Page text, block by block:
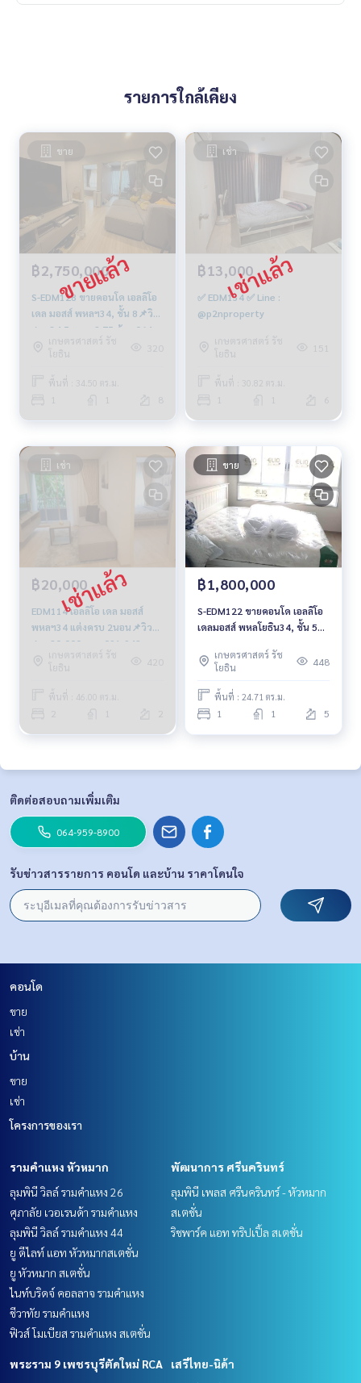
รายการใกล้เคียง
ขาย
฿2,750,000
S-EDM128 ขายคอนโด เอลลิโอ
เดล มอสส์ พหลฯ34, ชั้น 8📌วิว
สระ 34.5 ตรม. 2.75 ล้าน 064-
959-8900เกษตรศาสตร์ รัช
โยธิน
320
พื้นที่ : 34.50 ตร.ม.
8
เช่า
฿13,000
✅ EDM134 ✅ Line :
@p2nproperty
เกษตรศาสตร์ รัช
โยธิน
151
พื้นที่ : 30.82 ตร.ม.
6
เช่า
฿20,000
EDM114 เอลลิโอ เดล มอสส์
พหลฯ34 แต่งครบ 2นอน📌วิว
สระ 20,000 บาท 091-942-
6249เกษตรศาสตร์ รัช
โยธิน
420
พื้นที่ : 46.00 ตร.ม.
ขาย
฿1,800,000
S-EDM122 ขายคอนโด เอลลิโอ
เดลมอสส์ พหลโยธิน34, ชั้น 5
959-8900
เกษตรศาสตร์ รัช
โยธิน
448
พื้นที่ : 24.71 ตร.ม.
1 1 5
ติดต่อสอบถามเพิ่มเติม
064-959-8900
รับข่าวสารรายการ คอนโด และบ้าน ราคาโดนใจ
คอนโด
ขาย
เช่า
บ้าน
ขาย
เช่า
โครงการของเรา
รามคำแหง หัวหมาก
ลุมพินี วิลล์ รามคำแหง 26
ศุภาลัย เวอเรนด้า รามคำแหง
ลุมพินี วิลล์ รามคำแหง 44
ยู ดีไลท์ แอท หัวหมากสเตชั่น
ยู หัวหมาก สเตชั่น
ไนท์บริดจ์ คอลลาจ รามคำแหง
ชีวาทัย รามคำแหง
ฟิวส์ โมเบียส รามคำแหง สเตชั่น
พัฒนาการ ศรีนครินทร์
ลุมพินี เพลส ศรีนครินทร์ - หัวหมาก
สเตชั่น
ริชพาร์ค แอท ทริปเปิ้ล สเตชั่น
พระราม 9 เพชรบุรีตัดใหม่ RCA
เสรีไทย-นิด้า